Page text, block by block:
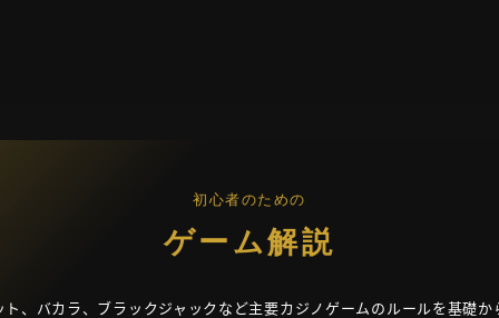
初心者のための
ゲーム解説
ト、バカラ、ブラックジャックなど主要カジノゲームのルールを基礎か